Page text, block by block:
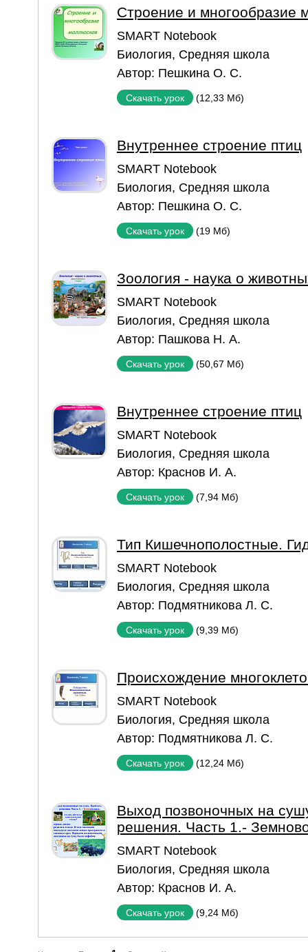
Строение и многообразие
SMART Notebook
Биология, Средняя школа
Автор: Пешкина О. С.
Скачать урок (12,33 Мб)
Внутреннее строение птиц
SMART Notebook
Биология, Средняя школа
Автор: Пешкина О. С.
Скачать урок (19 Мб)
Зоология - наука о
SMART Notebook
Биология, Средняя школа
Автор: Пашкова Н. А.
Скачать урок (50,67 Мб)
Внутреннее строение птиц
SMART Notebook
Биология, Средняя школа
Автор: Краснов И. А.
Скачать урок (7,94 Мб)
Тип Кишечнополостные.
SMART Notebook
Биология, Средняя школа
Автор: Подмятникова Л. С.
Скачать урок (9,39 Мб)
Происхождение
SMART Notebook
Биология, Средняя школа
Автор: Подмятникова Л. С.
Скачать урок (12,24 Мб)
Выход позвоночных на
решения. Часть 1.-
SMART Notebook
Биология, Средняя школа
Автор: Краснов И. А.
Скачать урок (9,24 Мб)